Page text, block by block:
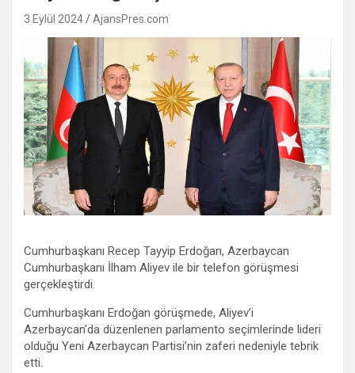
3 Eylül 2024 AjansPres.com
Cumhurbaşkanı Recep Tayyip Erdoğan, Azerbaycan
Cumhurbaşkanı İlham Aliyev ile bir telefon görüşmesi
gerçekleştirdi.
Cumhurbaşkanı Erdoğan görüşmede, Aliyev’i
Azerbaycan’da düzenlenen parlamento seçimlerinde lideri
olduğu Yeni Azerbaycan Partisi’nin zaferi nedeniyle tebrik
etti.